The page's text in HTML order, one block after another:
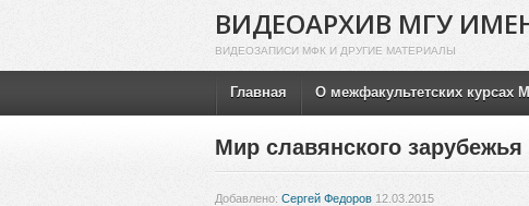
ВИДЕОАРХИВ МГУ
ВИДЕОЗАПИСИ МФК И ДРУГИЕ МАТЕРИАЛЫ
Главная О межфакультетских курсах
Мир славянского
Добавлено: Сергей Федоров 12.03.2015